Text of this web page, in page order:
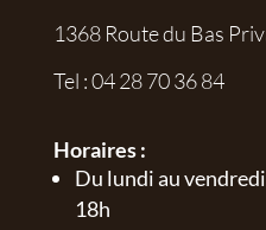
1368 Route du Bas
Tel :04 28 70 36 84
Horaires :
Du lundi au
18h